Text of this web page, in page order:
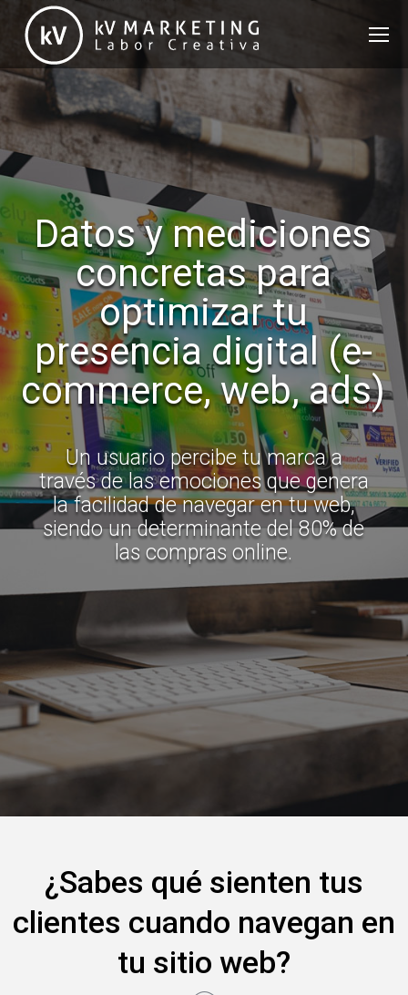
Un usuario percibe tu marca a
través de las emociones que genera
la facilidad de navegar en tu web,
siendo un determinante del 80% de
las compras online.
Datos y mediciones
concretas para
optimizar tu
presencia digital (e-
commerce, web, ads)
¿Sabes qué sienten tus
clientes cuando navegan en
tu sitio web?